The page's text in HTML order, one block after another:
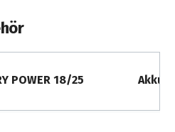
POWER 18/25 Akku